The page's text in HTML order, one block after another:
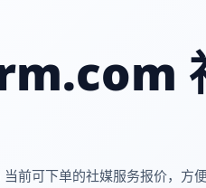
前可下单的社媒服务报价，方